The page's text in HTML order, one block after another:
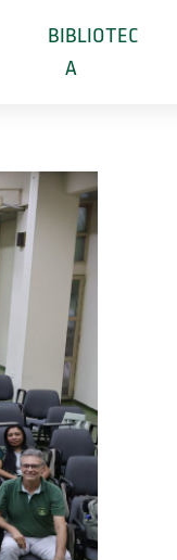
BIBLIOTEC
A